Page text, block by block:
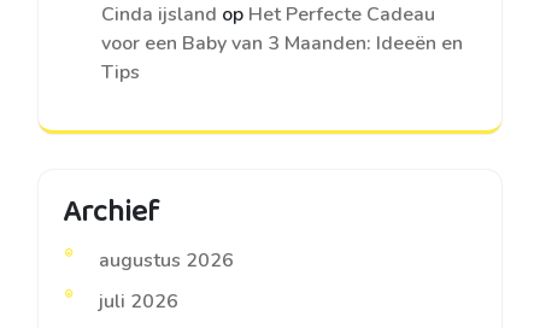
Cinda ijsland op Het Perfecte Cadeau
voor een Baby van 3 Maanden: Ideeën en
Tips
Archief
augustus 2026
juli 2026